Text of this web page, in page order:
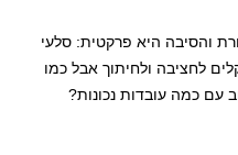
והסיבה היא פרקטית: סלעי
לחציבה ולחיתוך אבל כמו
עם כמה עובדות נכונות?